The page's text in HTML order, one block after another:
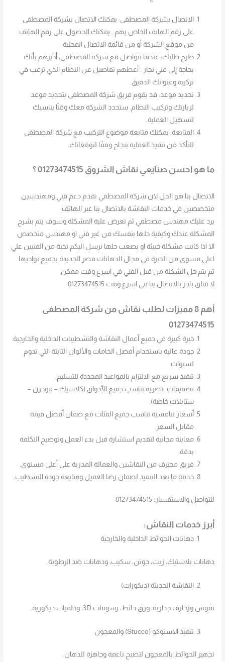
الاتصال بشركة المصطفى: يمكنك الاتصال بشركة المصطفى
على رقم الهاتف الخاص بهم . يمكنك الحصول على رقم الهاتف
من موقع الشركة أو من قائمة الاتصال المحلية.
طرح طلبك: عندما تتواصل مع شركة المصطفى، أخبرهم بأنك
بحاجة إلى فني نجار . أعطهم تفاصيل عن النظام الذي ترغب في
تركيبه وعنوانك الدقيق.
تحديد موعد: قد يقوم فريق شركة المصطفى بتحديد موعد
لزيارتك وتركيب النظام. ستحدد الشركة معك وقتًا يناسبك
لتسهيل العملية.
المتابعة: يمكنك متابعة موضوع التركيب مع شركة المصطفى
للتأكد من تنفيذ العملية بنجاح وفقًا لتوقعاتك.
ما هو احسن صنايعي نقاش الشروق 01273474515 ؟
الاتصال بنا هو الحل لان شركة المصطفي تقدم دعم فني ومهندسين
متخصصين في خدمات النقاشة بالاتصال بنا عبر الهاتف
يرد عليك مهندس مصطفي ثم تعرض علية المشكلة وسوف يتم بشرح
المشكلة عندك وكيفية حلها بنفسك من غير فني او مهندس متخصص
الا اذا كانت مشكلة خبيثة او يصعب حلها نرسل اليكم نخبة من الفنيين علي
اعلي مسوي من الخبرة في مجال الدهانات مصر الجديدة بجميع نواحيها
ثم يتم حل الشكلة من قبل الفني في اسرع وقت ممكن
لا تقلق بادر بالاتصال بنا في اسرع وقت 01273474515
أهم 8 مميزات لطلب نقاش من شركة المصطفى
01273474515
خبرة كبيرة في جميع أعمال النقاشة والتشطيبات الداخلية والخارجية.
جودة عالية باستخدام أفضل الخامات والألوان الثابتة التي تدوم
لسنوات.
تنفيذ سريع مع الالتزام بالمواعيد المحددة للتسليم.
تصميمات عصرية تناسب جميع الأذواق (كلاسيك – مودرن –
ستايلات خاصة).
أسعار تنافسية تناسب جميع الفئات مع ضمان أفضل قيمة
مقابل السعر.
معاينة مجانية لتقديم استشارة قبل بدء العمل وتوضيح التكلفة
بدقة.
فريق محترف من النقاشين والعمالة المدربة على أعلى مستوى.
خدمة ما بعد التنفيذ لضمان رضا العميل ومتابعة جودة التشطيب.
للتواصل والاستفسار: 01273474515
أبرز خدمات النقاش:
دهانات الحوائط الداخلية والخارجية
دهانات بلاستيك، زيت، جوتن، سكيب، ودهانات ضد الرطوبة.
النقاشة الحديثة (ديكورات)
نقوش وزخارف جدارية، ورق حائط، رسومات 3D، وخلفيات ديكورية.
تنفيذ الاستوكو (Stucco) والمعجون
تجهيز الحوائط بالمعجون لتصبح ناعمة وجاهزة للدهان.